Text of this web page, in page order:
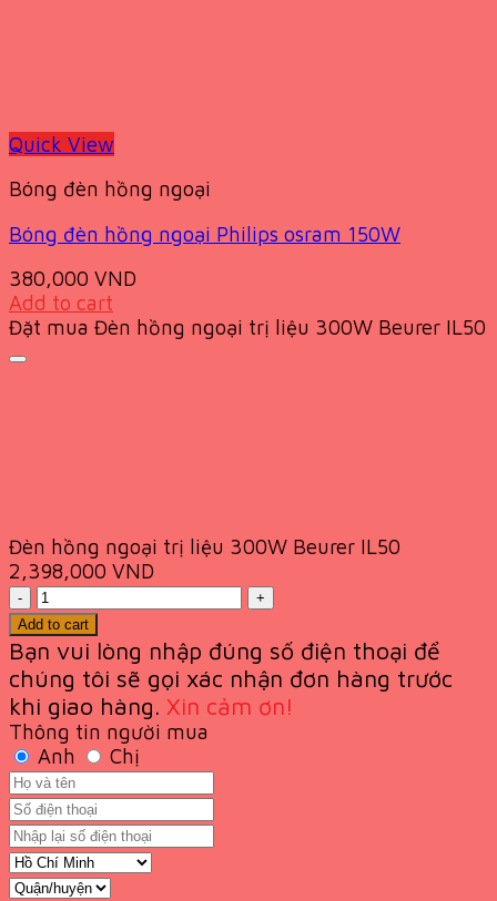
Quick View
Bóng đèn hồng ngoại
Bóng đèn hồng ngoại Philips osram 150W
380,000 VND
Add to cart
Đặt mua Đèn hồng ngoại trị liệu 300W Beurer IL50
Đèn hồng ngoại trị liệu 300W Beurer IL50
2,398,000 VND
Quantity
Add to cart
Bạn vui lòng nhập đúng số điện thoại để
chúng tôi sẽ gọi xác nhận đơn hàng trước
khi giao hàng. Xin cảm ơn!
Thông tin người mua
Anh
Chị